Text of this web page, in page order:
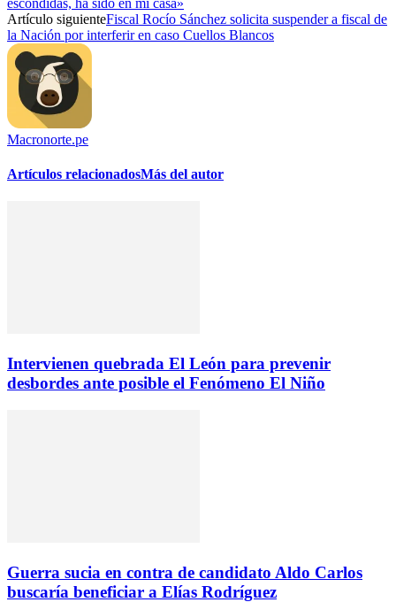
escondidas, ha sido en mi casa»
Artículo siguienteFiscal Rocío Sánchez solicita suspender a fiscal de
la Nación por interferir en caso Cuellos Blancos
Macronorte.pe
Artículos relacionadosMás del autor
Intervienen quebrada El León para prevenir
desbordes ante posible el Fenómeno El Niño
Guerra sucia en contra de candidato Aldo Carlos
buscaría beneficiar a Elías Rodríguez